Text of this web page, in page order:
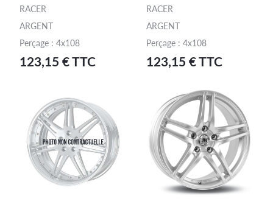
RACER
ARGENT
Perçage : 4x108
123,15 € TTC
RACER
ARGENT
Perçage : 4x108
123,15 € TTC